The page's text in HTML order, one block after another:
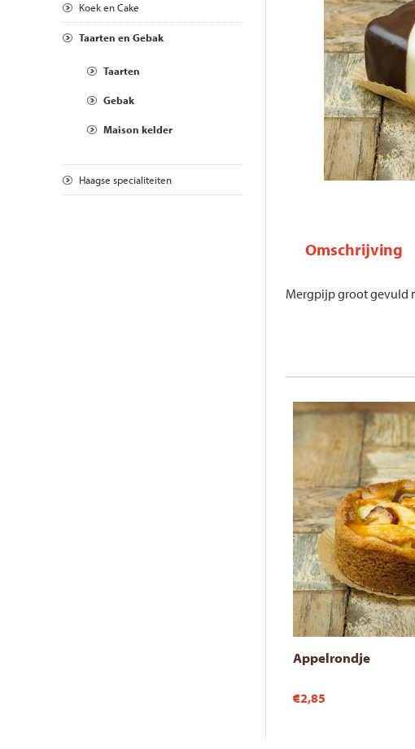
Omschrijving
Mergpijp groot gevuld
Appelrondje
€2,85
Koek en Cake
Taarten en Gebak
Taarten
Gebak
Maison kelder
Haagse specialiteiten